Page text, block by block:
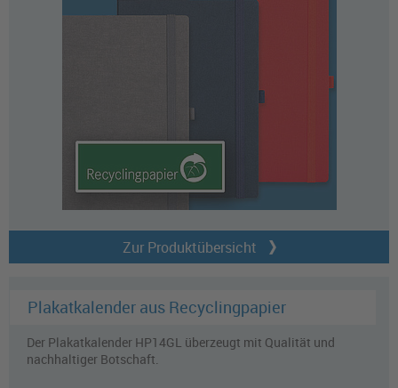
Zur Produktübersicht
Plakatkalender aus Recyclingpapier
Der Plakatkalender HP14GL überzeugt mit Qualität und
nachhaltiger Botschaft.